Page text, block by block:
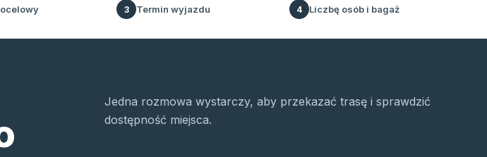
3 Termin wyjazdu 4 Liczbę osób i bagaż
Jedna rozmowa wystarczy, aby przekazać trasę i sprawdzić
dostępność miejsca.